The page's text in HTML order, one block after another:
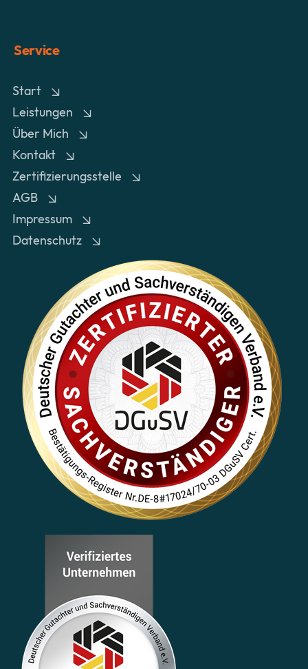
Service
Start
Leistungen
Über Mich
Kontakt
Zertifizierungsstelle
AGB
Impressum
Datenschutz